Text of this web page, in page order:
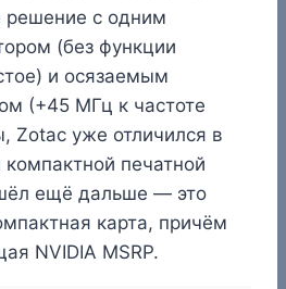
решение с одним
(без функции
и осязаемым
(+45 МГц к частоте
Zotac уже отличился в
печатной
ещё дальше — это
карта, причём
NVIDIA MSRP.